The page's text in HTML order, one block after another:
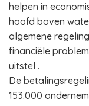
helpen in
hoofd boven
algemene
financiële
uitstel .
De
153.000